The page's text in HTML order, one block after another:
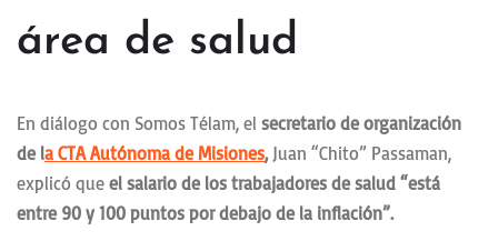
área de salud
En diálogo con Somos Télam, el secretario de organización
de la CTA Autónoma de Misiones,Juan “Chito” Passaman,
explicó que el salario de los trabajadores de salud “está
entre 90 y 100 puntos por debajo de la inflación”.